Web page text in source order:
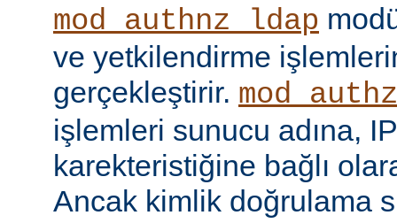
mod_authnz_ldap
ve yetkilendirme
gerçekleştirir.
işlemleri sunucu adına,
karekteristiğine bağlı
Ancak kimlik doğrulama